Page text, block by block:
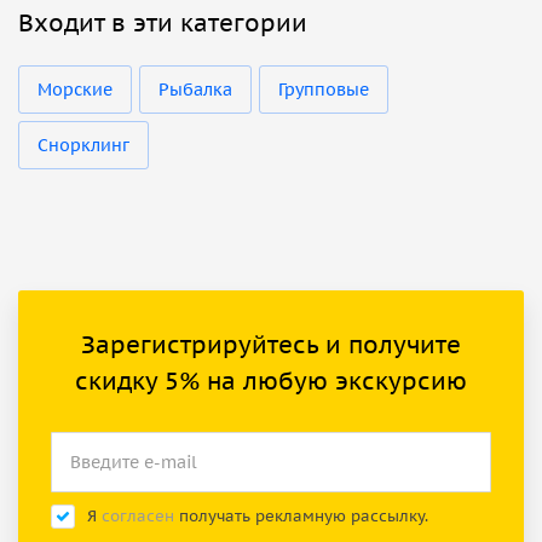
Входит в эти категории
Морские Рыбалка Групповые
Снорклинг
Зарегистрируйтесь и получите
скидку 5% на любую экскурсию
Я согласен получать рекламную рассылку.